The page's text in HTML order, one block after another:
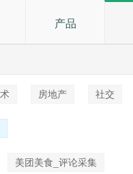
产品
房地产
社交
美团美食_评论采集